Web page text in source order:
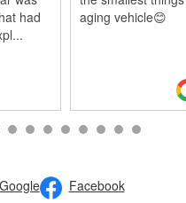
had
...
aging vehicle😊
Google Facebook